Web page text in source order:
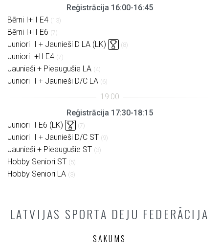
Reģistrācija 16:00-16:45
Bērni I+II E4 (13)
Bērni I+II E6 (7)
Juniori II + Jaunieši D LA (LK) (8)
Juniori I+II E4 (7)
Jaunieši + Pieaugušie LA (4)
Juniori II + Jaunieši D/C LA (6)
Reģistrācija 17:30-18:15
Juniori II E6 (LK)
(7)
Juniori II + Jaunieši D/C ST (9)
Jaunieši + Pieaugušie ST (3)
Hobby Seniori ST (5)
Hobby Seniori LA (3)
LATVIJAS SPORTA DEJU FEDERĀCIJA
SĀKUMS